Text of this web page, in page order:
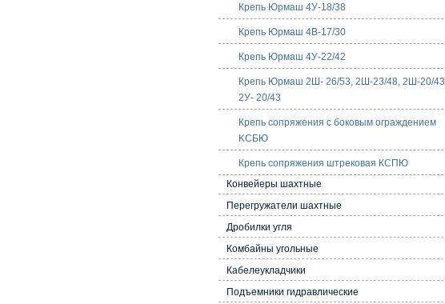
Крепь Юрмаш 4У-18/38
Крепь Юрмаш 4В-17/30
Крепь Юрмаш 4У-22/42
Крепь Юрмаш 2Ш- 26/53, 2Ш-23/48, 2Ш-20/43,
2У- 20/43
Крепь сопряжения с боковым ограждением
KCБЮ
Крепь сопряжения штрековая КСПЮ
Конвейеры шахтные
Перегружатели шахтные
Дробилки угля
Комбайны угольные
Кабелеукладчики
Подъемники гидравлические